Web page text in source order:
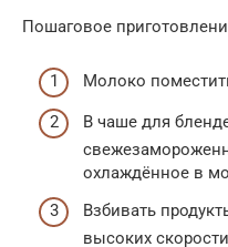
Пошаговое
Молоко
В чаше для
охлаждённое в
Взбивать
высоких